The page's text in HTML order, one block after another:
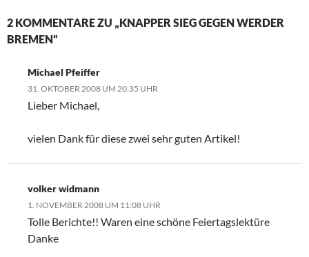
2 KOMMENTARE ZU „KNAPPER SIEG GEGEN WERDER
BREMEN“
Michael Pfeiffer
31. OKTOBER 2008 UM 20:35 UHR
Lieber Michael,
vielen Dank für diese zwei sehr guten Artikel!
volker widmann
1. NOVEMBER 2008 UM 11:08 UHR
Tolle Berichte!! Waren eine schöne Feiertagslektüre
Danke